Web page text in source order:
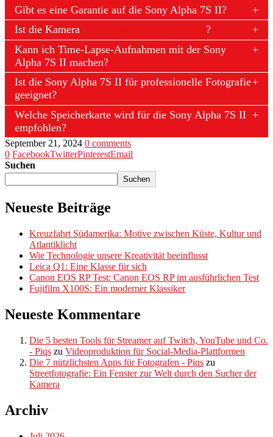
Gibt es eine Garantie auf die Sony Alpha 7S II?
Ist die Kamera
?
Kann ich Time-Lapse-Aufnahmen mit der Sony
Alpha 7S II machen?
Ist die Sony Alpha 7S II für professionelle Fotografie
geeignet?
Welche Speicherkarte wird für die Sony Alpha 7S II
empfohlen?
September 21, 2024 0 comments
0 FacebookTwitterPinterestEmail
Suchen
Suchen
Neueste Beiträge
Kreuzfahrt Südamerika: Motive zwischen Küste, Kultur und
Atlantiklicht
Wie Technologie unsere Kreativität beeinflusst
Leica Q1: Eine Klasse für sich
Canon EOS RP Test: Canon EOS RP im ausführlichen Test
Fujifilm X100S: Ein moderner Klassiker
Neueste Kommentare
Die 5 besten Tools für Streamer auf Twitch, YouTube und Co.
- Piqs zu Videoproduktion für Social-Media-Plattformen
Die 7 nützlichsten Apps für Fotografen - Piqs zu
Streetfotografie: Ein Fenster zur Welt durch den Sucher der
Kamera
Archiv